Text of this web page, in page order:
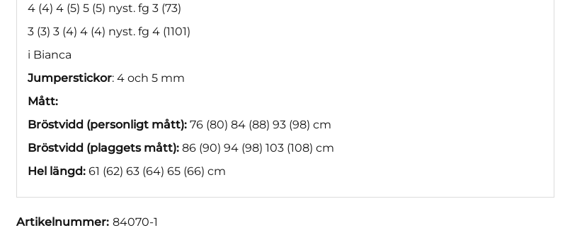
4 (4) 4 (5) 5 (5) nyst. fg 3 (73)
3 (3) 3 (4) 4 (4) nyst. fg 4 (1101)
i Bianca
Jumperstickor: 4 och 5 mm
Mått:
Bröstvidd (personligt mått): 76 (80) 84 (88) 93 (98) cm
Bröstvidd (plaggets mått): 86 (90) 94 (98) 103 (108) cm
Hel längd: 61 (62) 63 (64) 65 (66) cm
Artikelnummer: 84070-1